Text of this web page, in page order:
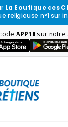
La Boutique des
religieuse n°1 sur
APP10 sur notre